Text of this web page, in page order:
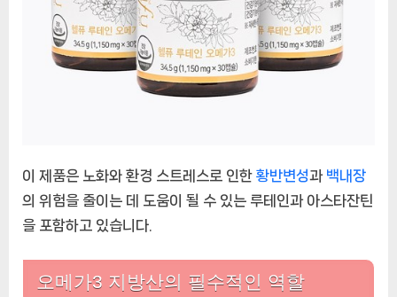
메
가
3
3
에
이 제품은 노화와 환경 스트레스로 인한 황반변성과 백내장
의 위험을 줄이는 데 도움이 될 수 있는 루테인과 아스타잔틴
을 포함하고 있습니다.
오메가3 지방산의 필수적인 역할